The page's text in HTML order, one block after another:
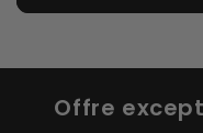
Offre